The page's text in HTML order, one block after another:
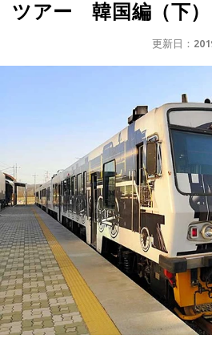
ツアー 韓国編（下）
更新日：